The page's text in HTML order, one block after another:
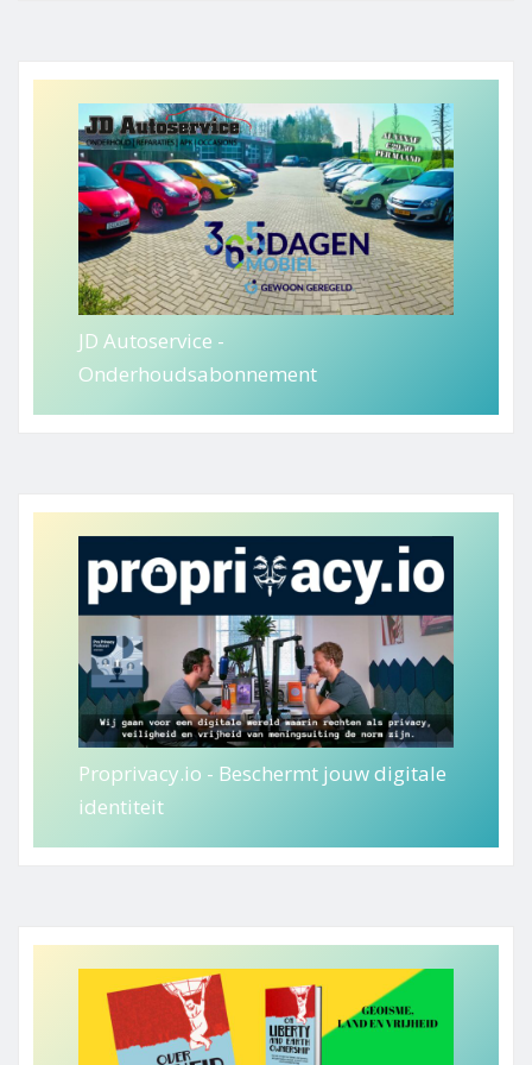
JD Autoservice -
Onderhoudsabonnement
Proprivacy.io - Beschermt jouw digitale
identiteit